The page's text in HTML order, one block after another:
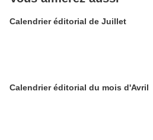
Calendrier éditorial de Juillet
Calendrier éditorial du mois d'Avril